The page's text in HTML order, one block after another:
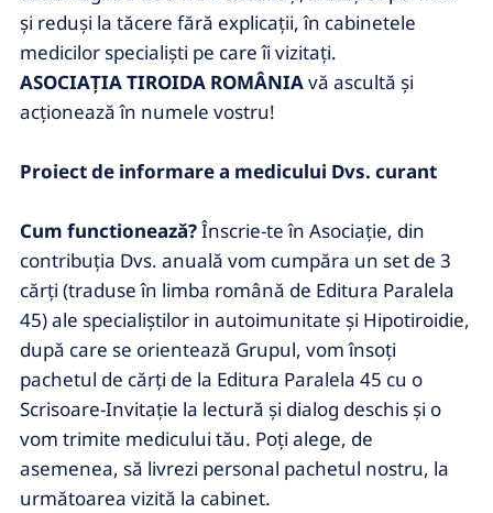
şi reduşi la tăcere fără explicaţii, în cabinetele
medicilor specialişti pe care îi vizitaţi.
ASOCIAŢIA TIROIDA ROMÂNIAvă ascultă şi
acţionează în numele vostru!
Proiect de informare a medicului Dvs. curant
Cum functionează?Înscrie-te în Asociaţie, din
contribuţia Dvs. anuală vom cumpăra un set de 3
cărţi (traduse în limba română de Editura Paralela
45) ale specialiştilor in autoimunitate şi Hipotiroidie,
după care se orientează Grupul, vom însoţi
pachetul de cărţi de la Editura Paralela 45 cu o
Scrisoare-Invitaţie la lectură şi dialog deschis şi o
vom trimite medicului tău. Poţi alege, de
asemenea, să livrezi personal pachetul nostru, la
următoarea vizită la cabinet.